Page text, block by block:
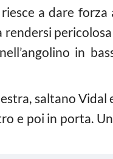
a dare
rendersi
in
saltano Vidal
e poi in porta.